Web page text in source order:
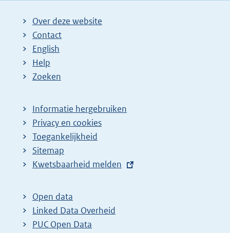
Over deze website
Contact
English
Help
Zoeken
Informatie hergebruiken
Privacy en cookies
Toegankelijkheid
Sitemap
E
t
e
r
Kwetsbaarheid melden
Open data
Linked Data Overheid
PUC Open Data